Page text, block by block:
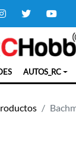
AUTOS_RC